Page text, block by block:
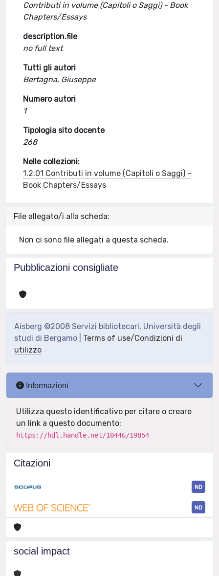
Contributi in volume (Capitoli o Saggi) - Book
Chapters/Essays
description.file
no full text
Tutti gli autori
Bertagna, Giuseppe
Numero autori
1
Tipologia sito docente
268
Nelle collezioni:
1.2.01 Contributi in volume (Capitoli o Saggi) -
Book Chapters/Essays
File allegato/i alla scheda:
Non ci sono file allegati a questa scheda.
Pubblicazioni consigliate
Aisberg ©2008 Servizi bibliotecari, Università degli
studi di Bergamo | Terms of use/Condizioni di
utilizzo
Informazioni
Utilizza questo identificativo per citare o creare
un link a questo documento:
https://hdl.handle.net/10446/19854
Citazioni
ND
ND
social impact